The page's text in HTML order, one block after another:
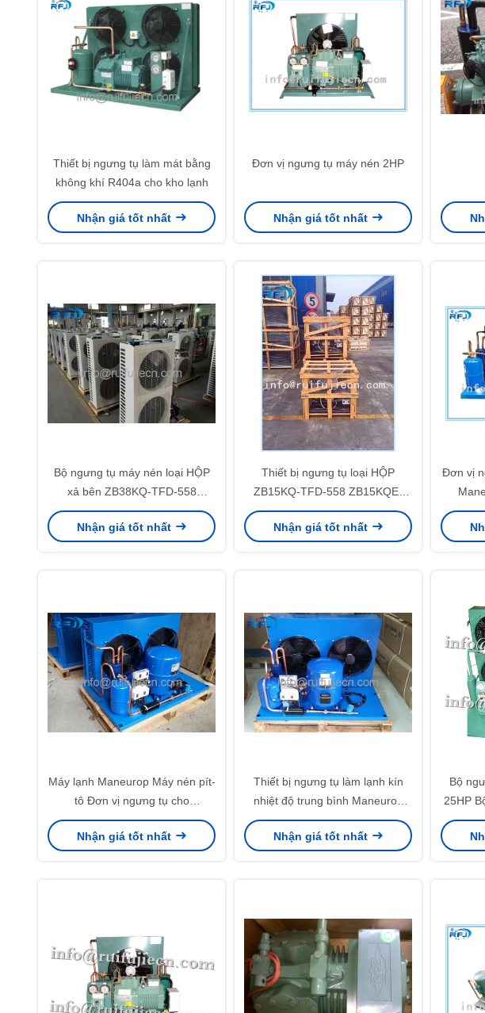
Thiết bị ngưng tụ làm mát bằng
không khí R404a cho kho lạnh
Nhận giá tốt nhất
Đơn vị ngưng tụ máy nén 2HP
Nhận giá tốt nhất
Bộ ngưng tụ máy nén loại HỘP
xả bên ZB38KQ-TFD-558
ZB38KQE-TFD-558
Nhận giá tốt nhất
Thiết bị ngưng tụ loại HỘP
ZB15KQ-TFD-558 ZB15KQE-
TFD-558 dành cho thiết bị làm
lạnh và tủ trưng bày thực phẩm
Nhận giá tốt nhất
Đơn vị
Máy lạnh Maneurop Máy nén pít-
tô Đơn vị ngưng tụ cho
R134a/R22/R404/R507c
MT50HK4EVE MT50-4VI
Nhận giá tốt nhất
Thiết bị ngưng tụ làm lạnh kín
nhiệt độ trung bình Maneurop
MT36JG4EVE MT36-4VI
MTZ36JG4BVE MTZ36-4VI
Nhận giá tốt nhất
Bộ
25HP